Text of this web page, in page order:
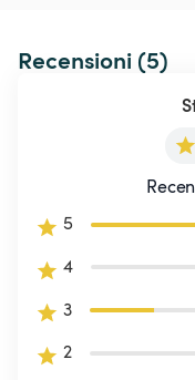
Recensioni (5)
5
4
3
2